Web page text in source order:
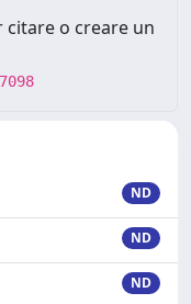
o creare un
ND
ND
ND